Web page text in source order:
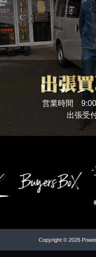
営業時間 9:00
出張受
Copyright © 2026